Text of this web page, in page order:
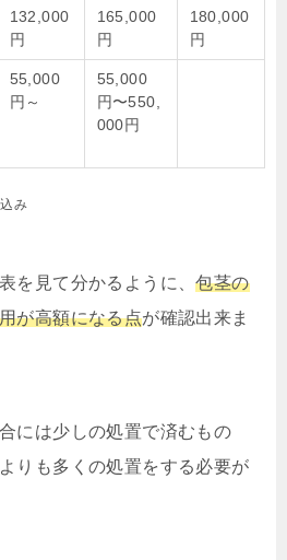
132,000
円
165,000
円
180,000
円
55,000
円～
55,000
円〜550,
000円
み
を見て分かるように、包茎の
が高額になる点が確認出来ま
には少しの処置で済むもの
りも多くの処置をする必要が